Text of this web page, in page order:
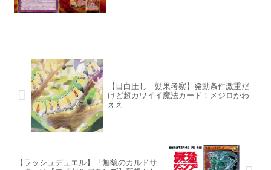
【目白圧し｜効果考察】発動条件激重だ
けど超カワイイ魔法カード！メジロかわ
ええ
【ラッシュデュエル】「無貌のカルドサ